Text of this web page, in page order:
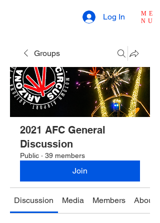
ME
NU
Log In
Groups
2021 AFC General
Discussion
Public · 39 members
Join
Discussion Media Members About